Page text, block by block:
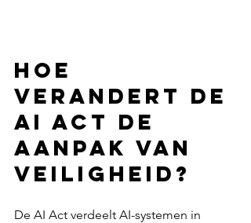
Hoe
verandert de
AI Act de
aanpak van
veiligheid?
De AI Act verdeelt AI-systemen in